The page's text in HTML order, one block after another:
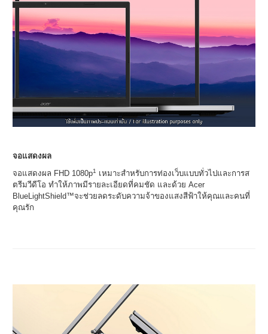
จอแสดงผล
จอแสดงผล FHD 1080p1
เหมาะสำหรับการท่องเว็บแบบทั่วไปและการส
ตรีมวีดีโอ ทำให้ภาพมีรายละเอียดที่คมชัด และด้วย Acer
BlueLightShield™จะช่วยลดระดับความจ้าของแสงสีฟ้าให้คุณและคนที่
คุณรัก